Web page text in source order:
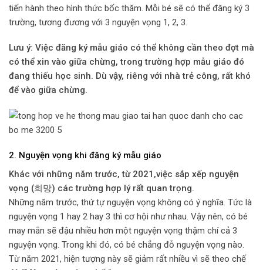
tiến hành theo hình thức bốc thăm. Mỗi bé sẽ có thể đăng ký 3
trường, tương đương với 3 nguyện vọng 1, 2, 3.
Lưu ý: Việc đăng ký mẫu giáo có thể không cần theo đợt mà
có thể xin vào giữa chừng, trong trường hợp mẫu giáo đó
đang thiếu học sinh. Dù vậy, riêng với nhà trẻ công, rất khó
để vào giữa chừng.
2. Nguyện vọng khi đăng ký mẫu giáo
Khác với những năm trước, từ 2021,việc sắp xếp nguyện
vọng (희망) các trường hợp lý rất quan trọng.
Những năm trước, thứ tự nguyện vọng không có ý nghĩa. Tức là
nguyện vọng 1 hay 2 hay 3 thì cơ hội như nhau. Vậy nên, có bé
may mắn sẽ đậu nhiều hơn một nguyện vọng thậm chí cả 3
nguyện vọng. Trong khi đó, có bé chẳng đỗ nguyện vọng nào.
Từ năm 2021, hiện tượng này sẽ giảm rất nhiều vì sẽ theo chế